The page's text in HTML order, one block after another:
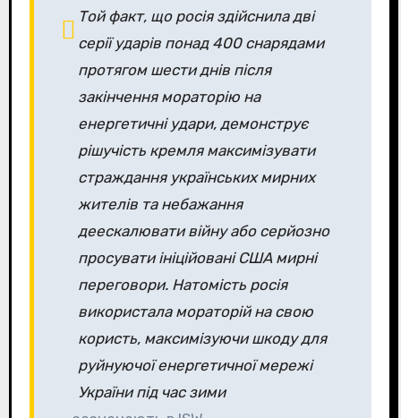
Той факт, що росія здійснила дві
серії ударів понад 400 снарядами
протягом шести днів після
закінчення мораторію на
енергетичні удари, демонструє
рішучість кремля максимізувати
страждання українських мирних
жителів та небажання
деескалювати війну або серйозно
просувати ініційовані США мирні
переговори. Натомість росія
використала мораторій на свою
користь, максимізуючи шкоду для
руйнуючої енергетичної мережі
України під час зими